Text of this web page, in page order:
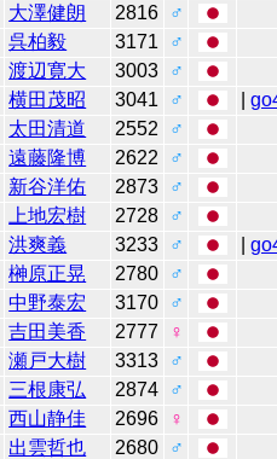
大澤健朗 2816
♂
呉柏毅 3171
♂
渡辺寛大 3003
♂
横田茂昭 3041 ♂ |
太田清道 2552
♂
遠藤隆博 2622
♂
新谷洋佑 2873
♂
上地宏樹 2728
♂
洪爽義 3233 ♂ |
榊原正晃 2780
♂
中野泰宏 3170
♂
吉田美香 2777
♀
瀬戸大樹 3313
♂
三根康弘 2874
♂
西山静佳 2696
♀
出雲哲也 2680
♂